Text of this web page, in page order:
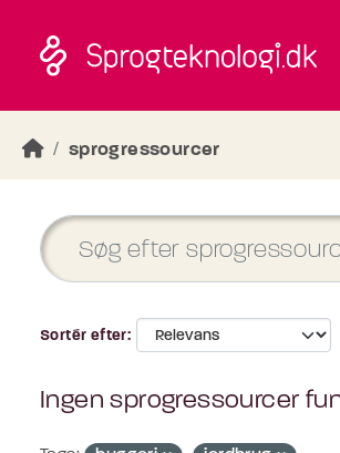
sprogressourcer
Sortér efter
Ingen sprogressourcer